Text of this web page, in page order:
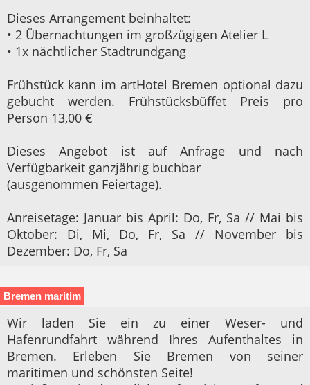
Dieses Arrangement beinhaltet:
• 2 Übernachtungen im großzügigen Atelier L
• 1x nächtlicher Stadtrundgang
Frühstück kann im artHotel Bremen optional dazu
gebucht werden. Frühstücksbüffet Preis pro
Person 13,00 €
Dieses Angebot ist auf Anfrage und nach
Verfügbarkeit ganzjährig buchbar
(ausgenommen Feiertage).
Anreisetage: Januar bis April: Do, Fr, Sa // Mai bis
Oktober: Di, Mi, Do, Fr, Sa // November bis
Dezember: Do, Fr, Sa
Bremen maritim
Wir laden Sie ein zu einer Weser- und
Hafenrundfahrt während Ihres Aufenthaltes in
Bremen. Erleben Sie Bremen von seiner
maritimen und schönsten Seite!